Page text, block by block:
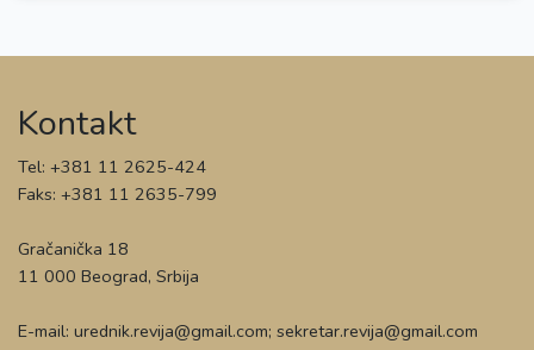
Kontakt
Tel: +381 11 2625-424
Faks: +381 11 2635-799
Gračanička 18
11 000 Beograd, Srbija
E-mail: urednik.revija@gmail.com; sekretar.revija@gmail.com